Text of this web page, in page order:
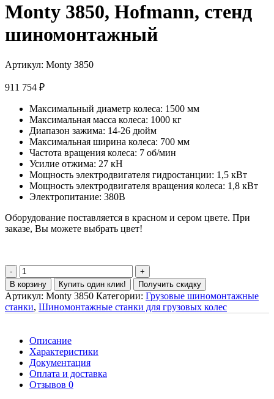
Monty 3850, Hofmann, стенд
шиномонтажный
Артикул: Monty 3850
911 754 ₽
Максимальный диаметр колеса: 1500 мм
Максимальная масса колеса: 1000 кг
Диапазон зажима: 14-26 дюйм
Максимальная ширина колеса: 700 мм
Частота вращения колеса: 7 об/мин
Усилие отжима: 27 кН
Мощность электродвигателя гидростанции: 1,5 кВт
Мощность электродвигателя вращения колеса: 1,8 кВт
Электропитание: 380В
Оборудование поставляется в красном и сером цвете. При
заказе, Вы можете выбрать цвет!
В корзину Купить один клик! Получить скидку
Артикул: Monty 3850 Категории: Грузовые шиномонтажные
станки, Шиномонтажные станки для грузовых колес
Описание
Характеристики
Документация
Оплата и доставка
Отзывов 0